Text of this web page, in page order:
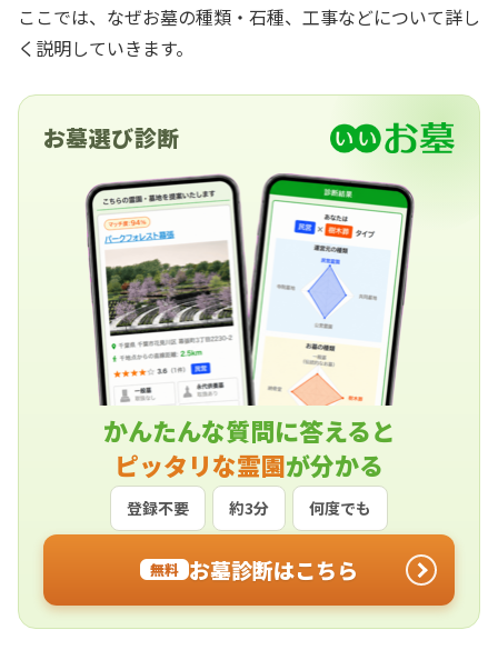
ここでは、なぜお墓の種類・石種、工事などについて詳し
く説明していきます。
お墓選び診断
かんたんな質問に答えると
ピッタリな霊園が分かる
登録不要 約3分 何度でも
無料 お墓診断はこちら